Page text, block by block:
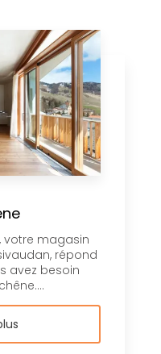
votre magasin
répond
avez besoin